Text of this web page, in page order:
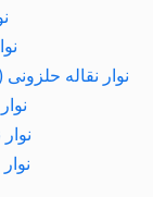
نوار نقاله